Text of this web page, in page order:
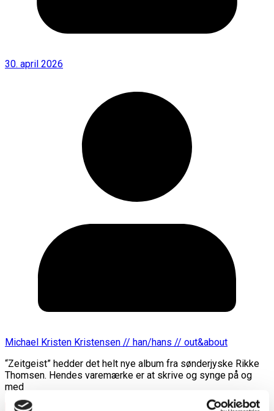
30. april 2026
Michael Kristen Kristensen // han/hans // out&about
“Zeitgeist” hedder det helt nye album fra sønderjyske Rikke
Thomsen. Hendes varemærke er at skrive og synge på og
med
Læs mere